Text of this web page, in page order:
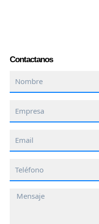
Contactanos
Nombre
Email
Teléfono
Mensaje